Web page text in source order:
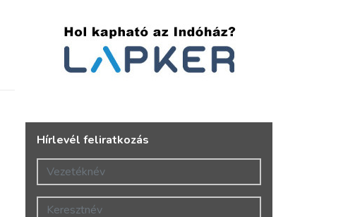
Hírlevél feliratkozás
Vezetéknév
Keresztnév